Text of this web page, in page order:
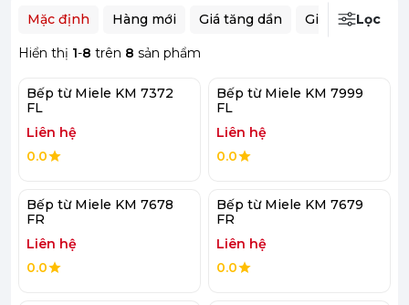
Hiển thị 1-8 trên 8 sản phẩm
Mặc định Hàng mới Giá tăng dần Giá giảm dần
Lọc
Bếp từ Miele KM 7372
FL
Liên hệ
0.0
Bếp từ Miele KM 7999
FL
Liên hệ
0.0
Bếp từ Miele KM 7678
FR
Liên hệ
0.0
Bếp từ Miele KM 7679
FR
Liên hệ
0.0